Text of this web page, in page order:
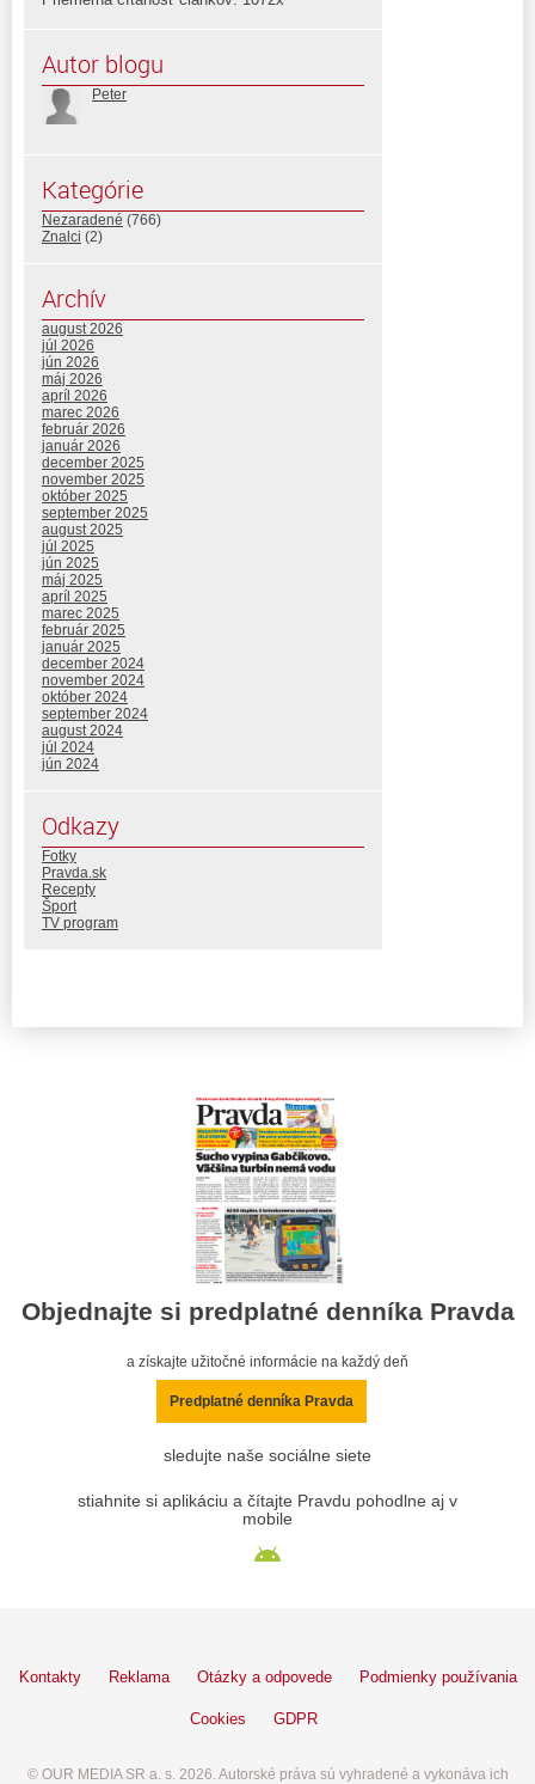
Autor blogu
Peter
Kategórie
Nezaradené (766)
Znalci (2)
Archív
august 2026
júl 2026
jún 2026
máj 2026
apríl 2026
marec 2026
február 2026
január 2026
december 2025
november 2025
október 2025
september 2025
august 2025
júl 2025
jún 2025
máj 2025
apríl 2025
marec 2025
február 2025
január 2025
december 2024
november 2024
október 2024
september 2024
august 2024
júl 2024
jún 2024
Odkazy
Fotky
Pravda.sk
Recepty
Šport
TV program
Objednajte si predplatné denníka Pravda
a získajte užitočné informácie na každý deň
Predplatné denníka Pravda
sledujte naše sociálne siete
stiahnite si aplikáciu a čítajte Pravdu pohodlne aj v
mobile
Kontakty Reklama Otázky a odpovede Podmienky používania
Cookies GDPR
© OUR MEDIA SR a. s. 2026. Autorské práva sú vyhradené a vykonáva ich